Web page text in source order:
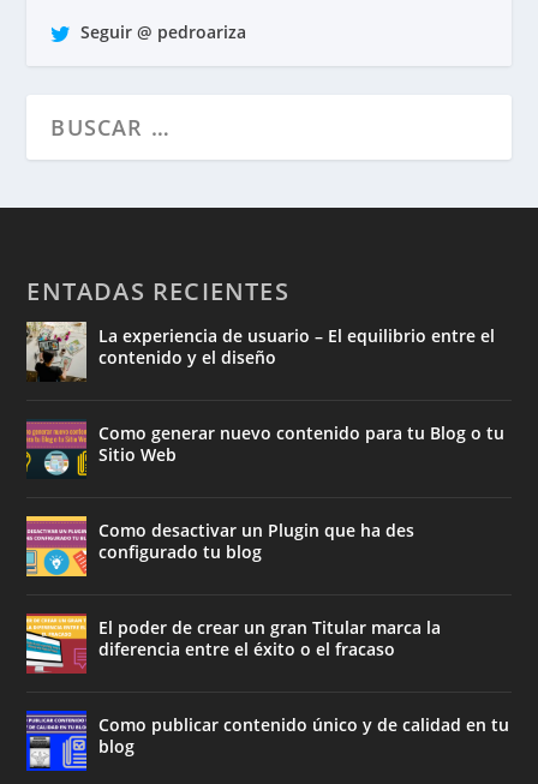
hace 7 años •Responder•
Seguir @ pedroariza
ENTADAS RECIENTES
La experiencia de usuario – El equilibrio entre el
contenido y el diseño
Como generar nuevo contenido para tu Blog o tu
Sitio Web
Como desactivar un Plugin que ha des
configurado tu blog
El poder de crear un gran Titular marca la
diferencia entre el éxito o el fracaso
Como publicar contenido único y de calidad en tu
blog